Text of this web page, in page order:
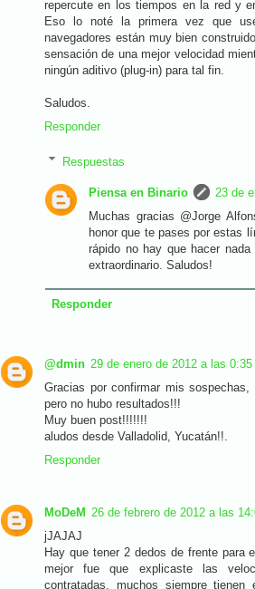
repercute en los tiempos en la red y
Eso lo noté la primera vez que
navegadores están muy bien
sensación de una mejor velocidad
ningún aditivo (plug-in) para tal fin.
Saludos.
Responder
Respuestas
Piensa en Binario
23 de
Muchas gracias @Jorge
honor que te pases por estas
rápido no hay que hacer
extraordinario. Saludos!
Responder
@dmin 29 de enero de 2012 a las 0:35
Gracias por confirmar mis
pero no hubo resultados!!!
Muy buen post!!!!!!!
aludos desde Valladolid, Yucatán!!.
Responder
MoDeM 26 de febrero de 2012 a las
jJAJAJ
Hay que tener 2 dedos de frente para
mejor fue que explicaste las
contratadas, muchos siempre